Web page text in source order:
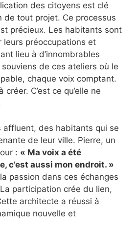
des citoyens est clé
de tout projet. Ce processus
précieux. Les habitants sont
leurs préoccupations et
lieu à d’innombrables
de ces ateliers où le
chaque voix comptant.
créer. C’est ce qu’elle ne
affluent, des habitants qui se
de leur ville. Pierre, un
: « Ma voix a été
c’est aussi mon endroit. »
passion dans ces échanges
participation crée du lien,
architecte a réussi à
nouvelle et